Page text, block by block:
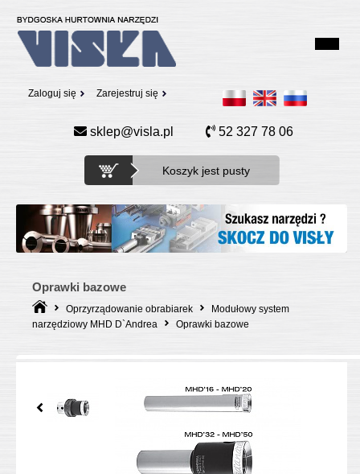
Zarejestruj się
Zaloguj się
sklep@visla.pl 52 327 78 06
Koszyk jest pusty
Oprawki bazowe
Oprzyrządowanie obrabiarek
Modułowy system
narzędziowy MHD D`Andrea
Oprawki bazowe